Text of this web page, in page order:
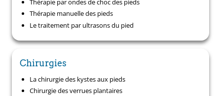
Thérapie par ondes de choc des pieds
Thérapie manuelle des pieds
Le traitement par ultrasons du pied
Chirurgies
La chirurgie des kystes aux pieds
Chirurgie des verrues plantaires